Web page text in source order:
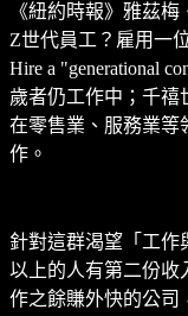
《紐約時報》雅茲
Z世代員工？雇用一
Hire a "generational
歲者仍工作中；千禧
在零售業、服務業等
作。
針對這群渴望「工作
以上的人有第二份收
作之餘賺外快的公司